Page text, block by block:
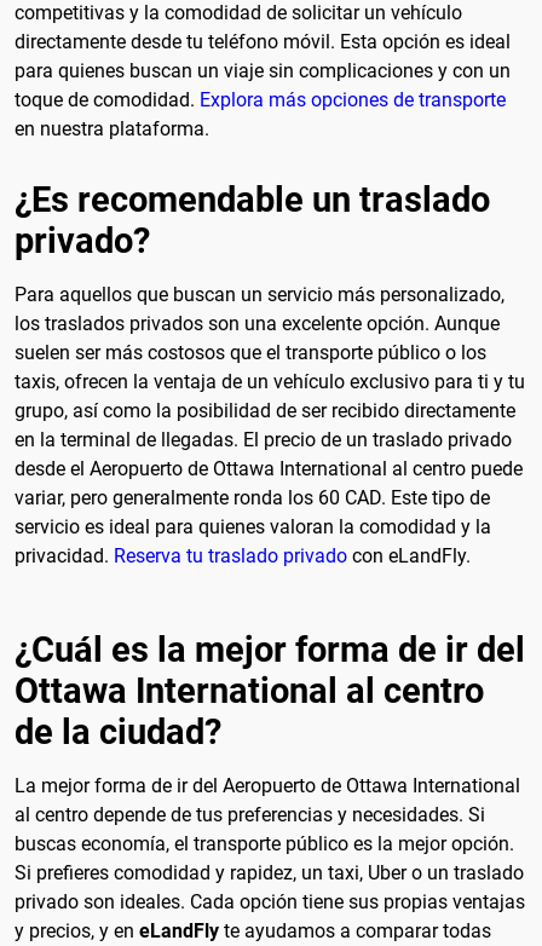
competitivas y la comodidad de solicitar un vehículo
directamente desde tu teléfono móvil. Esta opción es ideal
para quienes buscan un viaje sin complicaciones y con un
toque de comodidad. Explora más opciones de transporte
en nuestra plataforma.
¿Es recomendable un traslado
privado?
Para aquellos que buscan un servicio más personalizado,
los traslados privados son una excelente opción. Aunque
suelen ser más costosos que el transporte público o los
taxis, ofrecen la ventaja de un vehículo exclusivo para ti y tu
grupo, así como la posibilidad de ser recibido directamente
en la terminal de llegadas. El precio de un traslado privado
desde el Aeropuerto de Ottawa International al centro puede
variar, pero generalmente ronda los 60 CAD. Este tipo de
servicio es ideal para quienes valoran la comodidad y la
privacidad. Reserva tu traslado privado con eLandFly.
¿Cuál es la mejor forma de ir del
Ottawa International al centro
de la ciudad?
La mejor forma de ir del Aeropuerto de Ottawa International
al centro depende de tus preferencias y necesidades. Si
buscas economía, el transporte público es la mejor opción.
Si prefieres comodidad y rapidez, un taxi, Uber o un traslado
privado son ideales. Cada opción tiene sus propias ventajas
y precios, y en eLandFly te ayudamos a comparar todas